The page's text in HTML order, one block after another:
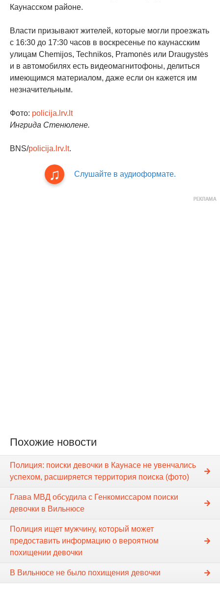
Каунасском районе.
Власти призывают жителей, которые могли проезжать
с 16:30 до 17:30 часов в воскресенье по каунасским
улицам Chemijos, Technikos, Pramonės или Draugystės
и в автомобилях есть видеомагнитофоны, делиться
имеющимся материалом, даже если он кажется им
незначительным.
Фото: policija.lrv.lt
Ингрида Стенюлене.
BNS/policija.lrv.lt.
Слушайте в аудиоформате.
Похожие новости
Полиция: поиски девочки в Каунасе не увенчались
успехом, расширяется территория поиска (фото)
Глава МВД обсудила с Генкомиссаром поиски
девочки в Вильнюсе
Полиция ищет мужчину, который может
предоставить информацию о вероятном
похищении девочки
В Вильнюсе не было похищения девочки